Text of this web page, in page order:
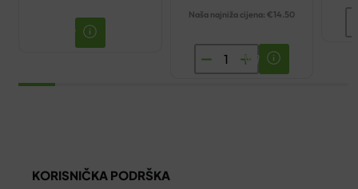
Naša najniža cijena: €14.50
MULTI-
GYN
KORISNIČKA PODRŠKA